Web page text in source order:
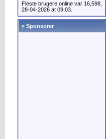
Fleste brugere online var 16,598,
28-04-2026 at 09:03.
» Sponsorer